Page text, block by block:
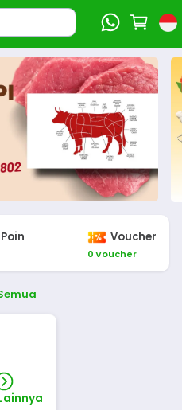
Poin Voucher
0 Voucher